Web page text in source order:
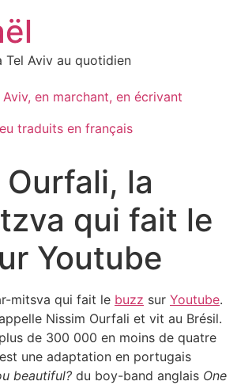
Tel Aviv au quotidien
Aviv, en marchant, en écrivant
traduits en français
la
qui fait le
Youtube
mitsva qui fait le buzz sur Youtube.
Nissim Ourfali et vit au Brésil.
de 300 000 en moins de quatre
une adaptation en portugais
beautiful? du boy-band anglais One